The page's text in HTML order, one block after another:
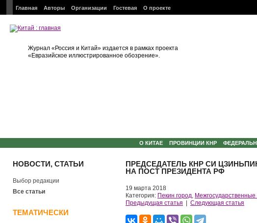
Главная Авторы Организации Гостевая О проекте
Журнал «Россия и Китай» издается в рамках проекта
«Евразийское иллюстрированное обозрение».
О КИТАЕ ПРОВИНЦИИ КНР
НОВОСТИ, СТАТЬИ
Выбор редакции
Все статьи
ТЕМАТИЧЕСКИ
ПРЕДСЕДАТЕЛЬ КНР СИ
НА ПОСТ ПРЕЗИДЕНТА РФ
19 марта 2018
Категория: Пекин город,
Предыдущая статья
Следующая статья